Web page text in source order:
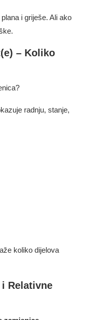
i griješe. Ali ako
– Koliko
radnju, stanje,
koliko dijelova
Relativne